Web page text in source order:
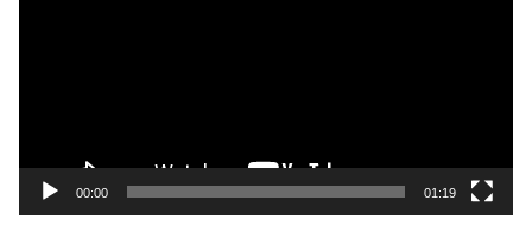
00:00 01:19